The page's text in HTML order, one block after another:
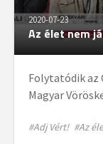
2020-07-23
Az élet nem
Folytatódik az
Magyar
#Adj Vért! #Az